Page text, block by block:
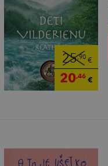
25,90€
20,46€